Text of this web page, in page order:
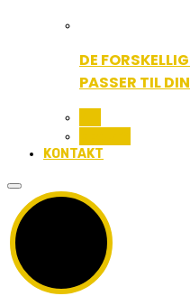
DE
PASSER TIL
KONTAKT